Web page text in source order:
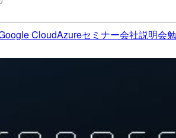
CloudAzureセミナー会社説明会